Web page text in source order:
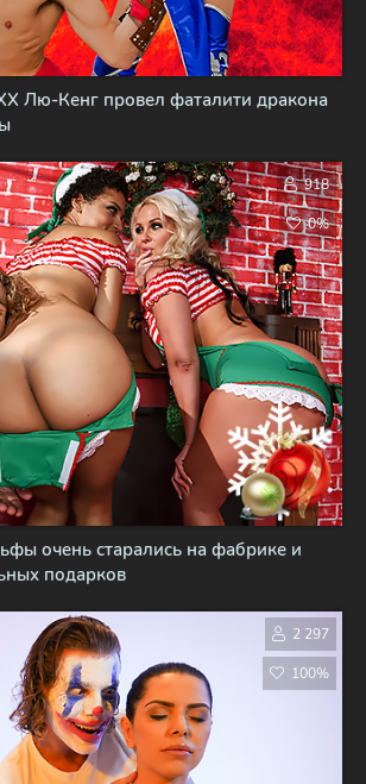
Лю-Кенг провел фаталити дракона
очень старались на фабрике и
подарков
918
0%
2 297
100%